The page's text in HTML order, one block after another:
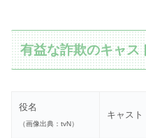
有益な詐欺のキャス
役名
（画像出典：tvN）
キャスト